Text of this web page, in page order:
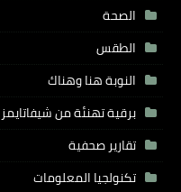
الصحة
الطقس
النوبة هنا وهناك
برقية تهنئة من شيفاتايمز
تقارير صحفية
تكنولجيا المعلومات